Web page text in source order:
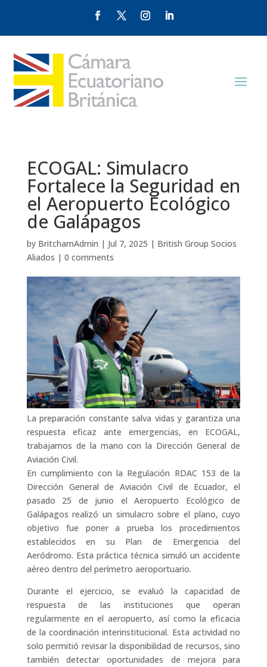
ECOGAL: Simulacro
Fortalece la Seguridad en
el Aeropuerto Ecológico
de Galápagos
by BritchamAdmin | Jul 7, 2025 | British Group Socios
Aliados | 0 comments
La preparación constante salva vidas y garantiza una
respuesta eficaz ante emergencias, en ECOGAL,
trabajamos de la mano con la Dirección General de
Aviación Civil.
En cumplimiento con la Regulación RDAC 153 de la
Dirección General de Aviación Civil de Ecuador, el
pasado 25 de junio el Aeropuerto Ecológico de
Galápagos realizó un simulacro sobre el plano, cuyo
objetivo fue poner a prueba los procedimientos
establecidos en su Plan de Emergencia del
Aeródromo. Esta práctica técnica simuló un accidente
aéreo dentro del perímetro aeroportuario.
Durante el ejercicio, se evaluó la capacidad de
respuesta de las instituciones que operan
regularmente en el aeropuerto, así como la eficacia
de la coordinación interinstitucional. Esta actividad no
solo permitió revisar la disponibilidad de recursos, sino
también detectar oportunidades de mejora para